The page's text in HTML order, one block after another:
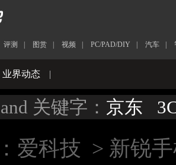
评测 图赏 视频 PC/PAD/DIY 汽车
业界动态 |
关键字： 京东
爱科技 > 新锐